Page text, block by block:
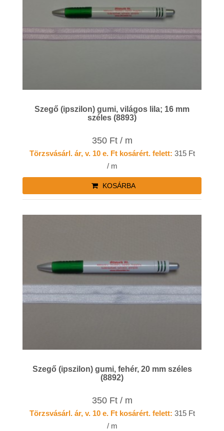
Szegő (ipszilon) gumi, világos lila; 16 mm
széles (8893)
350 Ft / m
Törzsvásárl. ár, v. 10 e. Ft kosárért. felett: 315 Ft
/ m
KOSÁRBA
Szegő (ipszilon) gumi, fehér, 20 mm széles
(8892)
350 Ft / m
Törzsvásárl. ár, v. 10 e. Ft kosárért. felett: 315 Ft
/ m